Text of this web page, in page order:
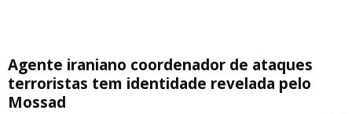
Agente iraniano coordenador de ataques
terroristas tem identidade revelada pelo
Mossad